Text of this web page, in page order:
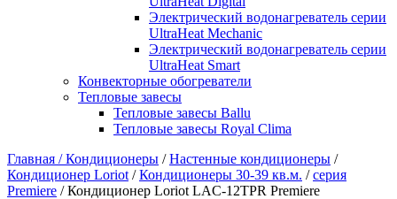
Электрический водонагреватель серии
UltraHeat Mechanic
Электрический водонагреватель серии
UltraHeat Smart
Конвекторные обогреватели
Тепловые завесы
Тепловые завесы Ballu
Тепловые завесы Royal Clima
Главная /Кондиционеры /Настенные кондиционеры /
Кондиционер Loriot /Кондиционеры 30-39 кв.м. /серия
Premiere / Кондиционер Loriot LAC-12TPR Premiere